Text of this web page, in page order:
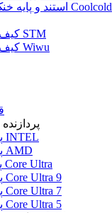
استند و پایه خنک کننده Coolcold
کیف و کوله STM
کیف و کوله Wiwu
پردازنده INTEL
پردازنده AMD
پردازنده سری Core Ultra
پردازنده Core Ultra 9
پردازنده Core Ultra 7
پردازنده Core Ultra 5